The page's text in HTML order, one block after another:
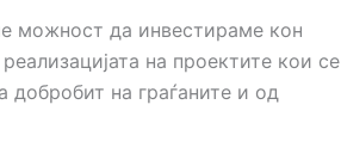
можност да инвестираме кон
на проектите кои се
добробит на граѓаните и од